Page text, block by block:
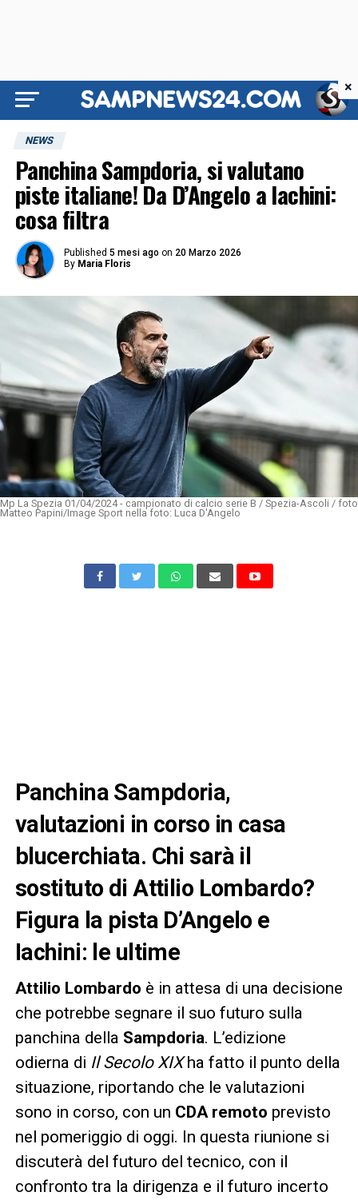
NEWS
Panchina Sampdoria, si valutano
piste italiane! Da D’Angelo a Iachini:
cosa filtra
Published 5 mesi ago on 20 Marzo 2026
By Maria Floris
Mp La Spezia 01/04/2024 - campionato di calcio serie B / Spezia-Ascoli / foto
Matteo Papini/Image Sport nella foto: Luca D'Angelo
Panchina Sampdoria,
valutazioni in corso in casa
blucerchiata. Chi sarà il
sostituto di Attilio Lombardo?
Figura la pista D’Angelo e
Iachini: le ultime
Attilio Lombardo è in attesa di una decisione
che potrebbe segnare il suo futuro sulla
panchina della Sampdoria. L’edizione
odierna di Il Secolo XIXha fatto il punto della
situazione, riportando che le valutazioni
sono in corso, con un CDA remoto previsto
nel pomeriggio di oggi. In questa riunione si
discuterà del futuro del tecnico, con il
confronto tra la dirigenza e il futuro incerto
×